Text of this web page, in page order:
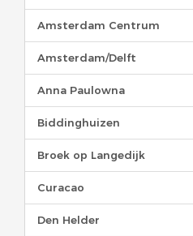
Amsterdam Centrum
Amsterdam/Delft
Anna Paulowna
Biddinghuizen
Broek op Langedijk
Curacao
Den Helder